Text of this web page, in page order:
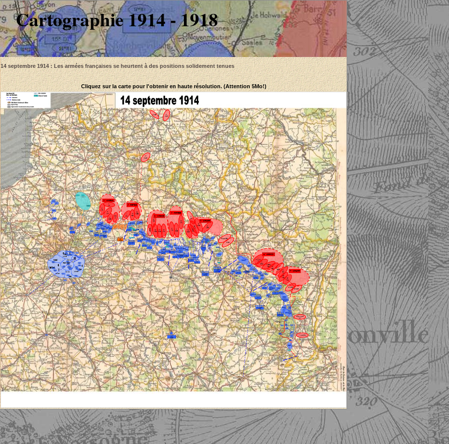
Cartographie 1914 - 1918
14 septembre 1914 : Les armées françaises se heurtent à des positions solidement tenues
Cliquez sur la carte pour l'obtenir en haute résolution. (Attention 5Mo!)